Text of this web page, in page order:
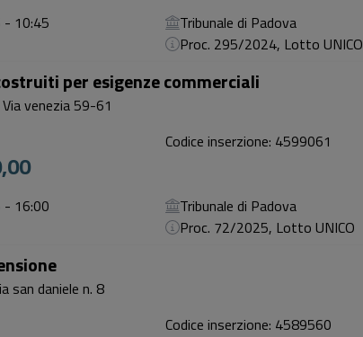
10:45
Tribunale di Padova
Proc. 295/2024, Lotto UNICO
per esigenze commerciali
venezia 59-61
Codice inserzione: 4599061
16:00
Tribunale di Padova
Proc. 72/2025, Lotto UNICO
san daniele n. 8
Codice inserzione: 4589560